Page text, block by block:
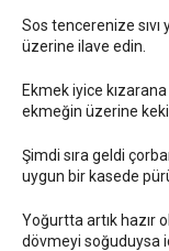
Sos tencerenize sıvı
üzerine ilave edin.
Ekmek iyice
ekmeğin üzerine
Şimdi sıra geldi
uygun bir kasede
Yoğurtta artık hazır
dövmeyi soğuduysa